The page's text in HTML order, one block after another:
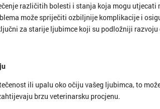
različitih bolesti i stanja koja mogu utjecati
može spriječiti ozbiljnije komplikacije i
za starije ljubimce koji su podložniji
ili upalu oko očiju vašeg ljubimca, to
brzu veterinarsku procjenu.